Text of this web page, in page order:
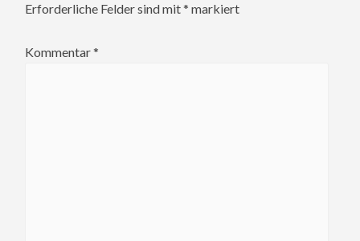
Erforderliche Felder sind mit* markiert
Kommentar*